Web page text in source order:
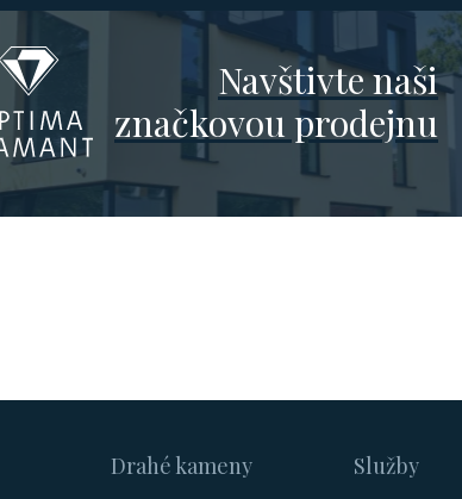
Navštivte naši
značkovou prodejnu
Drahé kameny Služby